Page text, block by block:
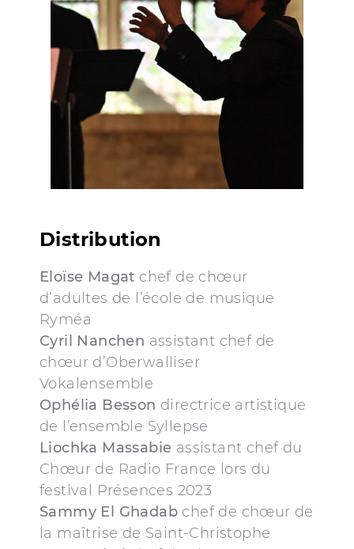
Distribution
Eloïse Magat chef de chœur
d’adultes de l’école de musique
Ryméa
Cyril Nanchen assistant chef de
chœur d’Oberwalliser
Vokalensemble
Ophélia Besson directrice artistique
de l’ensemble Syllepse
Liochka Massabie assistant chef du
Chœur de Radio France lors du
festival Présences 2023
Sammy El Ghadab chef de chœur de
la maîtrise de Saint-Christophe